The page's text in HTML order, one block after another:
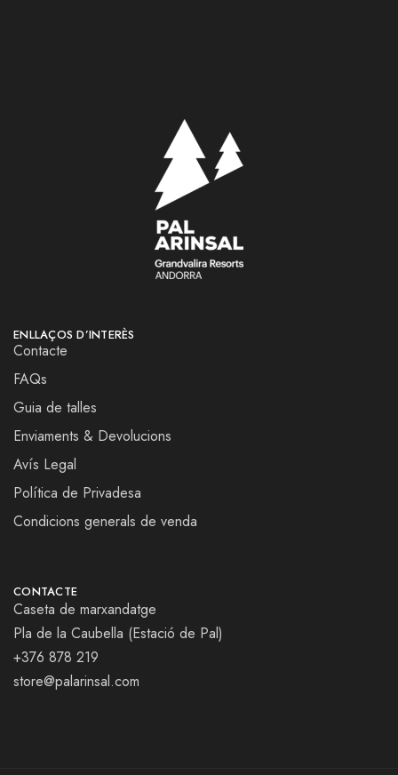
ENLLAÇOS D’INTERÈS
Contacte
FAQs
Guia de talles
Enviaments & Devolucions
Avís Legal
Política de Privadesa
Condicions generals de venda
CONTACTE
Caseta de marxandatge
Pla de la Caubella (Estació de Pal)
+376 878 219
store@palarinsal.com